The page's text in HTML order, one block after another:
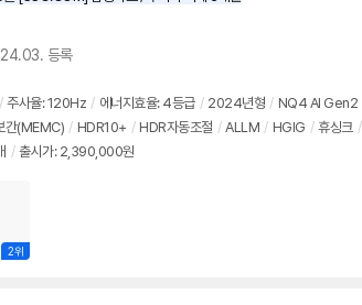
24.03. 등록
/ 주사율: 120Hz / 에너지효율: 4등급 / 2024년형 / NQ4 AI Gen2
간(MEMC) / HDR10+ / HDR자동조절 / ALLM / HGIG / 휴싱크 /
/ 출시가: 2,390,000원
2위